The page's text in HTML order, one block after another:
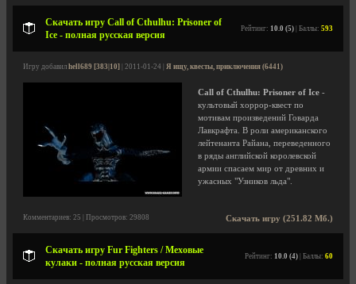
Скачать игру Call of Cthulhu: Prisoner of
Ice - полная русская версия
Рейтинг: 10.0 (5) | Баллы: 593
Игру добавил hell689 [383|10] | 2011-01-24 | Я ищу, квесты, приключения (6441)
Call of Cthulhu: Prisoner of Ice -
культовый хоррор-квест по
мотивам произведений Говарда
Лавкрафта. В роли американского
лейтенанта Райана, переведенного
в ряды английской королевской
армии спасаем мир от древних и
ужасных "Узников льда".
Скачать игру (251.82 Мб.)
Комментариев: 25 | Просмотров: 29808
Скачать игру Fur Fighters / Меховые
кулаки - полная русская версия
Рейтинг: 10.0 (4) | Баллы: 60